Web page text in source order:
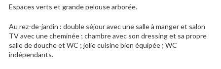
Espaces verts et grande pelouse arborée.
Au rez-de-jardin : double séjour avec une salle à manger et salon
TV avec une cheminée ; chambre avec son dressing et sa propre
salle de douche et WC ; jolie cuisine bien équipée ; WC
indépendants.